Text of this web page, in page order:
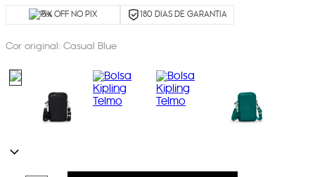
5% OFF NO PIX 180 DIAS DE GARANTIA
Cor original: Casual Blue